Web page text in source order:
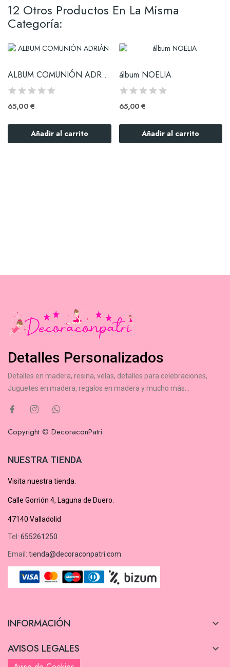
12 Otros Productos En La Misma
Categoría:
ALBUM COMUNIÓN ADRIÁN
65,00 €
Añadir al carrito
álbum NOELIA
65,00 €
Añadir al carrito
Detalles Personalizados
Detalles en madera, resina, velas, detalles para celebraciones,
Juguetes en madera, regalos en madera y mucho más...
Copyright © DecoraconPatri
NUESTRA TIENDA
Visita nuestra tienda.
Calle Gorrión 4, Laguna de Duero.
47140 Valladolid
Tel: 655261250
Email: tienda@decoraconpatri.com
INFORMACIÓN 
AVISOS LEGALES 